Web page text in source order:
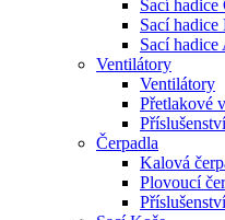
Sací hadice
Sací hadice
Sací hadice
Ventilátory
Ventilátory
Přetlakové
Čerpadla
Kalová
Plovoucí